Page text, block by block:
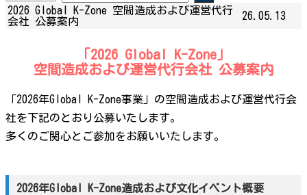
2026 Global K-Zone 空間造成および運営代行
会社 公募案内
26.05.13
「2026 Global K-Zone」
空間造成および運営代行会社 公募案内
「2026年Global K-Zone事業」の空間造成および運営代行会
社を下記のとおり公募いたします。
多くのご関心とご参加をお願いいたします。
2026年Global K-Zone造成および文化イベント概要